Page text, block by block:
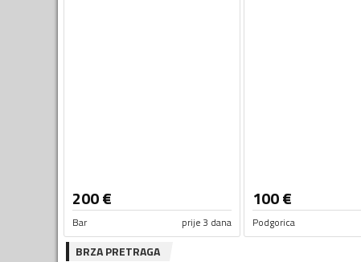
200€
Bar prije 3 dana
100€
Podgorica
BRZA PRETRAGA